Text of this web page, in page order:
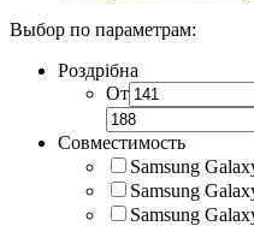
Выбор по параметрам:
Роздрібна
От
Совместимость
Samsung
Samsung
Samsung